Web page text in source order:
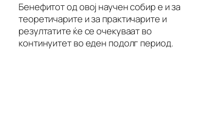
Бенефитот од овој научен собир е и за
теоретичарите и за практичарите и
резултатите ќе се очекуваат во
континуитет во еден подолг период.